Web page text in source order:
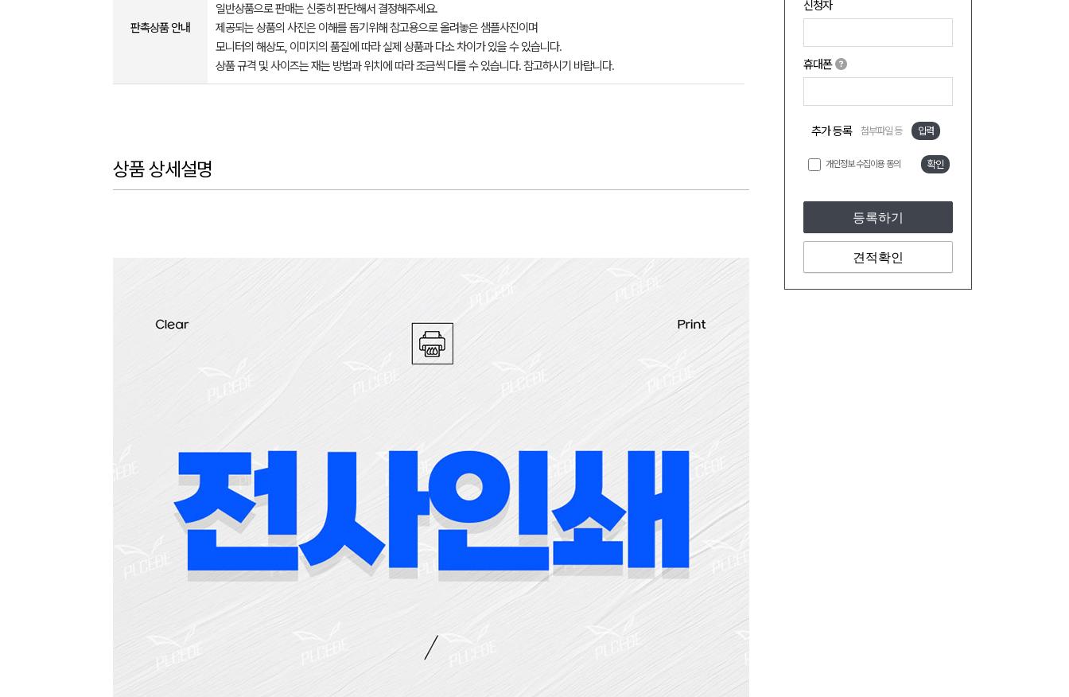
신청자
휴대폰
추가 등록 첨부파일 등 입력
개인정보 수집이용 동의 확인
등록하기
견적확인
판촉상품 안내
일반상품으로 판매는 신중히 판단해서 결정해주세요.
제공되는 상품의 사진은 이해를 돕기위해 참고용으로 올려놓은 샘플사진이며
모니터의 해상도, 이미지의 품질에 따라 실제 상품과 다소 차이가 있을 수 있습니다.
상품 규격 및 사이즈는 재는 방법과 위치에 따라 조금씩 다를 수 있습니다. 참고하시기 바랍니다.
상품 상세설명